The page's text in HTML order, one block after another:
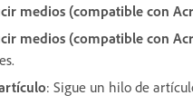
medios (compatible con
medios (compatible con
: Sigue un hilo de